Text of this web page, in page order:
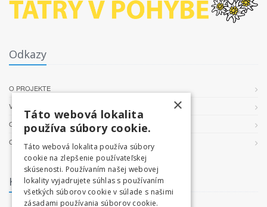
Odkazy
O PROJEKTE
VŠEOBECNÉ PODMIENKY
OCHRANA OSOBNÝCH ÚDAJOV
COOKIES
Kontakt
×
Táto webová lokalita
používa súbory cookie.
Táto webová lokalita používa súbory
cookie na zlepšenie používateľskej
skúsenosti. Používaním našej webovej
lokality vyjadrujete súhlas s používaním
všetkých súborov cookie v súlade s našimi
zásadami používania súborov cookie.